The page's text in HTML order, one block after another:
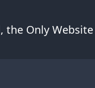
the Only